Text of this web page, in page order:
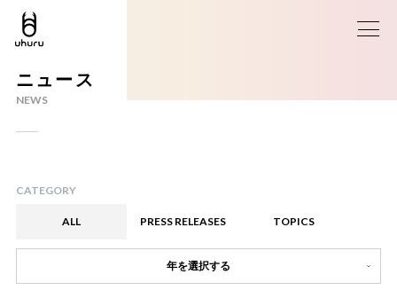
ニュース
NEWS
CATEGORY
ALL PRESS RELEASES TOPICS
年を選択する